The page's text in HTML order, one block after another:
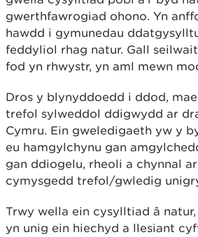
gwerthfawrogiad ohono. Yn
hawdd i gymunedau
feddyliol rhag natur. Gall
fod yn rhwystr, yn aml mewn
Dros y blynyddoedd i ddod,
trefol sylweddol ddigwydd ar
Cymru. Ein gweledigaeth yw y
eu hamgylchynu gan
gan ddiogelu, rheoli a chynnal
cymysgedd trefol/gwledig
Trwy wella ein cysylltiad â
yn unig ein hiechyd a llesiant